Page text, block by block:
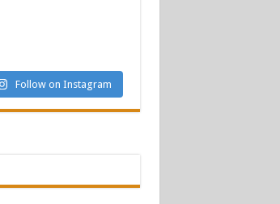
Follow on Instagram